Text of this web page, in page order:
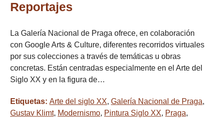
Reportajes
La Galería Nacional de Praga ofrece, en colaboración
con Google Arts & Culture, diferentes recorridos virtuales
por sus colecciones a través de temáticas u obras
concretas. Están centradas especialmente en el Arte del
Siglo XX y en la figura de…
Etiquetas: Arte del siglo XX, Galería Nacional de Praga,
Gustav Klimt, Modernismo, Pintura Siglo XX, Praga,